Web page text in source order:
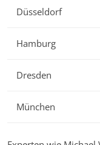
Düsseldorf
Hamburg
Dresden
München